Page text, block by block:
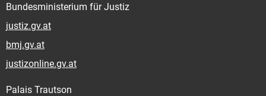
Bundesministerium für Justiz
justiz.gv.at
bmj.gv.at
justizonline.gv.at
Palais Trautson